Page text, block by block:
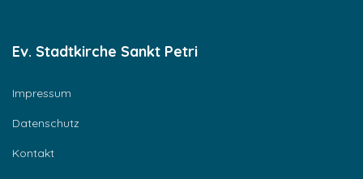
Ev. Stadtkirche Sankt Petri
Impressum
Datenschutz
Kontakt